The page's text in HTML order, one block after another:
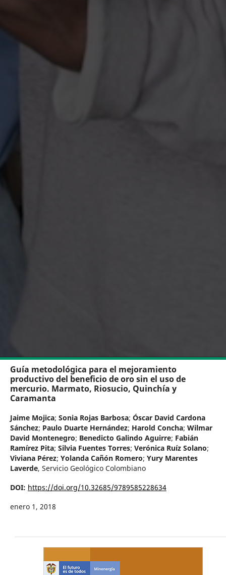
Guía metodológica para el mejoramiento
productivo del beneficio de oro sin el uso de
mercurio. Marmato, Riosucio, Quinchía y
Caramanta
Jaime Mojica; Sonia Rojas Barbosa; Óscar David Cardona
Sánchez; Paulo Duarte Hernández; Harold Concha; Wilmar
David Montenegro; Benedicto Galindo Aguirre; Fabián
Ramírez Pita; Silvia Fuentes Torres; Verónica Ruíz Solano;
Viviana Pérez; Yolanda Cañón Romero; Yury Marentes
Laverde, Servicio Geológico Colombiano
DOI: https://doi.org/10.32685/9789585228634
enero 1, 2018